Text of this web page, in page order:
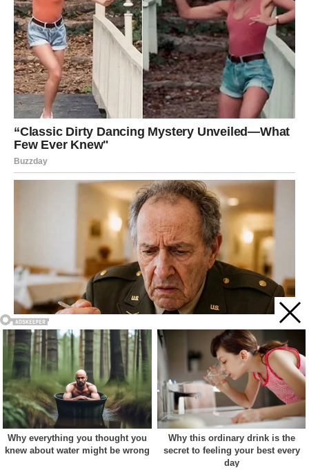
Acest site web folosește cookie-uri pentru a vă îmbunătăți
experiența. Vom presupune că sunteți de acord cu asta dacă
vă continuați navigarea.
Cookie settings ACCEPT